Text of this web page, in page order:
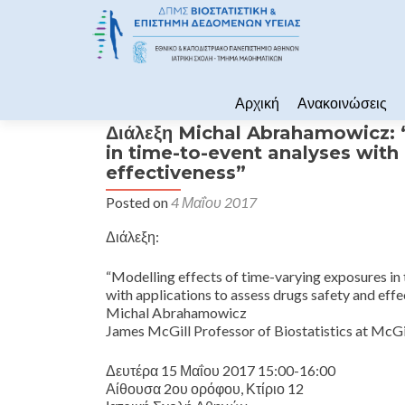
Αρχική
Ανακοινώσεις
Διάλεξη Michal
in time-to-event analyses
effectiveness”
Posted on4 Μαΐου 2017
Διάλεξη:
“Modelling effects of time-varying exposures
with applications to assess drugs safety and
Michal Abrahamowicz
James McGill Professor of Biostatistics at
Δευτέρα 15 Μαΐου 2017 15:00-16:00
Αίθουσα 2ου ορόφου, Κτίριο 12